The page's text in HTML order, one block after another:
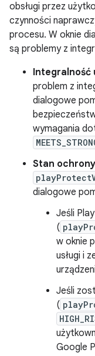
obsługi przez
czynności
procesu. W oknie
są problemy z
Integralność
problem z
dialogowe
wymagania
Stan
dialogowe
Jeśli
(
w oknie
usługi i
Jeśli
(
Google